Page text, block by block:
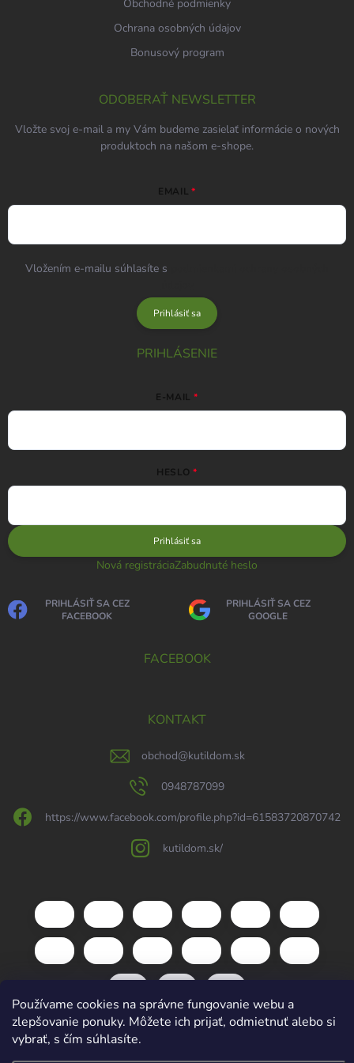
Používame cookies na správne fungovanie webu a
zlepšovanie ponuky. Môžete ich prijať, odmietnuť alebo si
vybrať, s čím súhlasíte.
Obchodné podmienky
Ochrana osobných údajov
Bonusový program
ODOBERAŤ NEWSLETTER
Vložte svoj e-mail a my Vám budeme zasielať informácie o nových
produktoch na našom e-shope.
EMAIL
Vložením e-mailu súhlasíte s
Prihlásiť sa
PRIHLÁSENIE
E-MAIL
HESLO
Prihlásiť sa
Nová registráciaZabudnuté heslo
PRIHLÁSIŤ SA CEZ
FACEBOOK
PRIHLÁSIŤ SA CEZ
GOOGLE
FACEBOOK
KONTAKT
obchod@kutildom.sk
0948787099
https://www.facebook.com/profile.php?id=61583720870742
kutildom.sk/
Copyright 2026kutildom.sk